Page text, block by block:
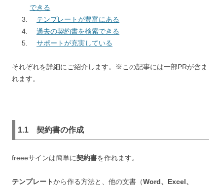
できる
テンプレートが豊富にある
過去の契約書を検索できる
サポートが充実している
それぞれを詳細にご紹介します。※この記事には一部PRが含ま
れます。
1.1 契約書の作成
freeeサインは簡単に契約書を作れます。
テンプレートから作る方法と、他の文書（Word、Excel、